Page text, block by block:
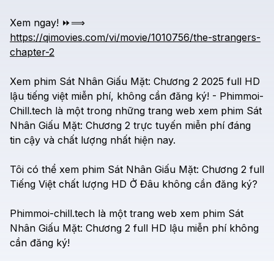
Xem ngay! ⏩⟹
https://qimovies.com/vi/movie/1010756/the-strangers-
chapter-2
Xem phim Sát Nhân Giấu Mặt: Chương 2 2025 full HD
lậu tiếng việt miễn phí, không cần đăng ký! - Phimmoi-
Chill.tech là một trong những trang web xem phim Sát
Nhân Giấu Mặt: Chương 2 trực tuyến miễn phí đáng
tin cậy và chất lượng nhất hiện nay.
Tôi có thể xem phim Sát Nhân Giấu Mặt: Chương 2 full
Tiếng Việt chất lượng HD Ở Đâu không cần đăng ký?
Phimmoi-chill.tech là một trang web xem phim Sát
Nhân Giấu Mặt: Chương 2 full HD lậu miễn phí không
cần đăng ký!